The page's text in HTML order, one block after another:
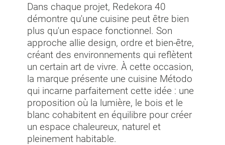
Dans chaque projet, Redekora 40
démontre qu'une cuisine peut être bien
plus qu'un espace fonctionnel. Son
approche allie design, ordre et bien-être,
créant des environnements qui reflètent
un certain art de vivre. À cette occasion,
la marque présente une cuisine Método
qui incarne parfaitement cette idée : une
proposition où la lumière, le bois et le
blanc cohabitent en équilibre pour créer
un espace chaleureux, naturel et
pleinement habitable.